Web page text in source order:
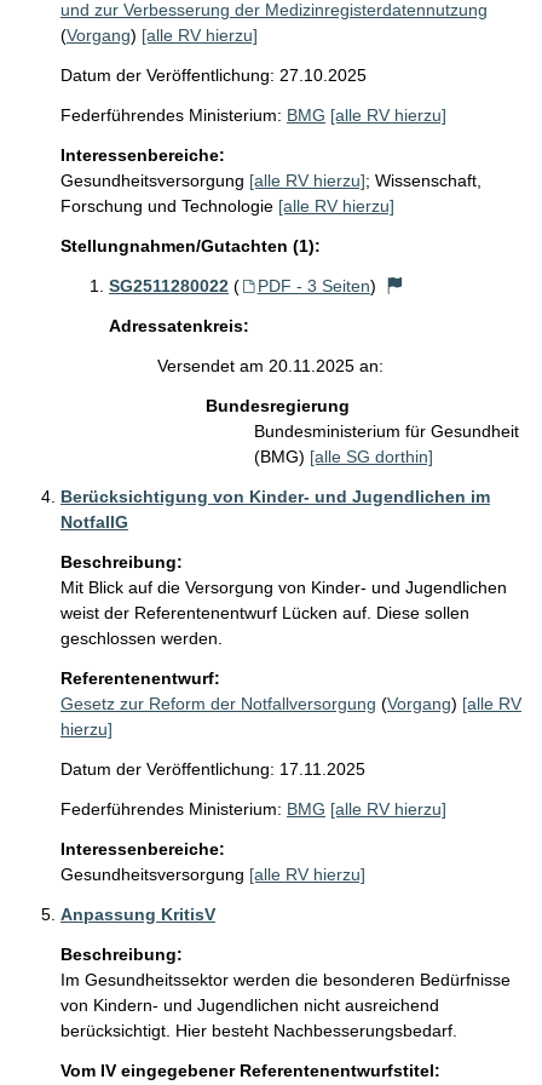
und zur Verbesserung der Medizinregisterdatennutzung
(Vorgang) [alle RV hierzu]
Datum der Veröffentlichung: 27.10.2025
Federführendes Ministerium: BMG [alle RV hierzu]
Interessenbereiche:
Gesundheitsversorgung [alle RV hierzu]; Wissenschaft,
Forschung und Technologie [alle RV hierzu]
Stellungnahmen/Gutachten (1):
SG2511280022 ( PDF - 3 Seiten)
Adressatenkreis:
Versendet am 20.11.2025 an:
Bundesregierung
Bundesministerium für Gesundheit
(BMG) [alle SG dorthin]
Berücksichtigung von Kinder- und Jugendlichen im
NotfallG
Beschreibung:
Mit Blick auf die Versorgung von Kinder- und Jugendlichen
weist der Referentenentwurf Lücken auf. Diese sollen
geschlossen werden.
Referentenentwurf:
Gesetz zur Reform der Notfallversorgung (Vorgang) [alle RV
hierzu]
Datum der Veröffentlichung: 17.11.2025
Federführendes Ministerium: BMG [alle RV hierzu]
Interessenbereiche:
Gesundheitsversorgung [alle RV hierzu]
Anpassung KritisV
Beschreibung:
Im Gesundheitssektor werden die besonderen Bedürfnisse
von Kindern- und Jugendlichen nicht ausreichend
berücksichtigt. Hier besteht Nachbesserungsbedarf.
Vom IV eingegebener Referentenentwurfstitel: